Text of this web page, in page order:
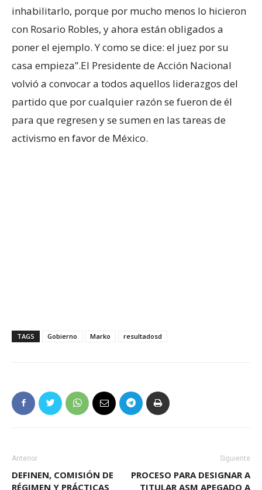
inhabilitarlo, porque por mucho menos lo hicieron
con Rosario Robles, y ahora están obligados a
poner el ejemplo. Y como se dice: el juez por su
casa empieza”.El Presidente de Acción Nacional
volvió a convocar a todos aquellos liderazgos del
partido que por cualquier razón se fueron de él
para que regresen y se sumen en las tareas de
activismo en favor de México.
TAGS Gobierno Marko resultadosd
Anterior
DEFINEN, COMISIÓN DE
RÉGIMEN Y PRÁCTICAS
Siguiente
PROCESO PARA DESIGNAR A
TITULAR ASM APEGADO A